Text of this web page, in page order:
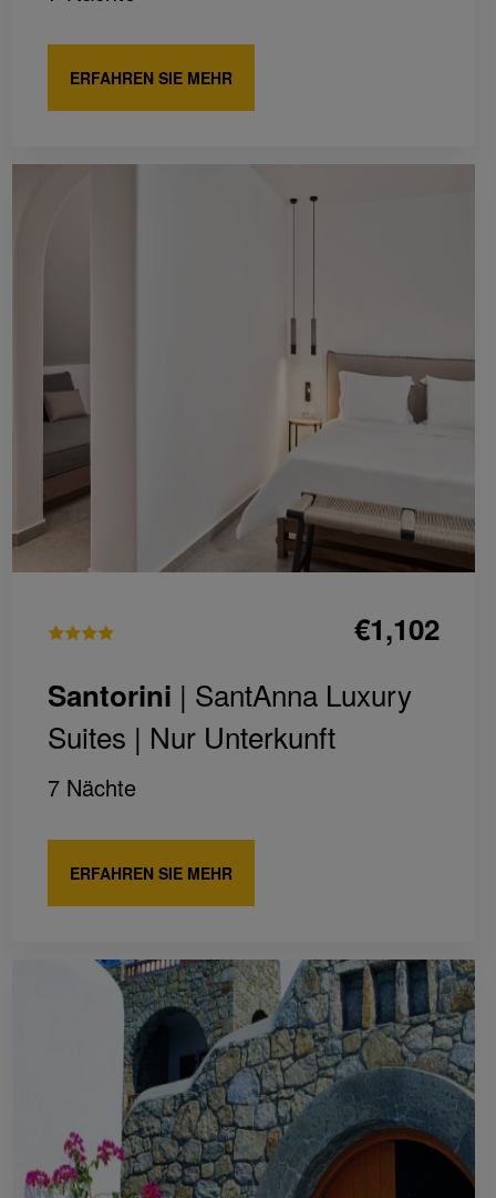
ERFAHREN SIE MEHR
€1,102
Santorini | SantAnna Luxury
Suites | Nur Unterkunft
7 Nächte
ERFAHREN SIE MEHR